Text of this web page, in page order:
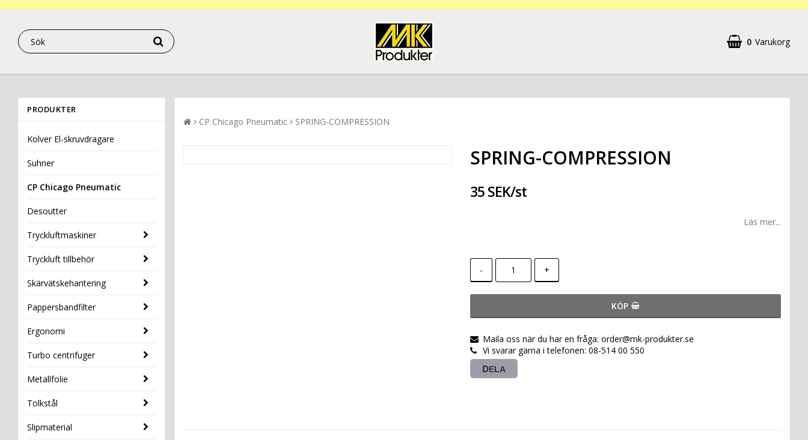
0 Varukorg
PRODUKTER
Kolver El-skruvdragare
Suhner
CP Chicago Pneumatic
Desoutter
Tryckluftmaskiner
Tryckluft tillbehör
Skärvätskehantering
Pappersbandfilter
Ergonomi
Turbo centrifuger
Metallfolie
Tolkstål
Slipmaterial
CP Chicago Pneumatic SPRING-COMPRESSION
SPRING-COMPRESSION
35 SEK/st
Läs mer...
- +
KÖP
Maila oss när du har en fråga: order@mk-produkter.se
Vi svarar gärna i telefonen: 08-514 00 550
DELA